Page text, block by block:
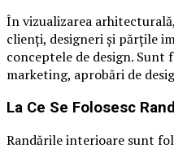
În vizualizarea
clienți, designeri și părțile
conceptele de design.
marketing, aprobări de
La Ce Se Folosesc
Randările interioare sunt